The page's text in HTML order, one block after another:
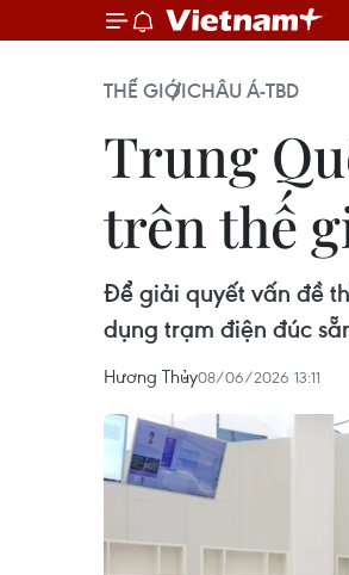
THẾ GIỚICHÂU Á-TBD
Trung
trên thế
Để giải quyết vấn đề
dụng trạm điện đúc
Hương Thủy08/06/2026 13:11